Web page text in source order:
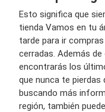
Esto significa que
tienda Vamos en tu
tarde para ir
cerradas. Además
encontrarás los
que nunca te
buscando más
región, también